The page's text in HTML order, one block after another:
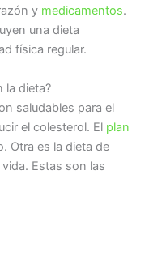
y medicamentos.
una dieta
física regular.
la dieta?
saludables para el
el colesterol. El plan
Otra es la dieta de
Estas son las